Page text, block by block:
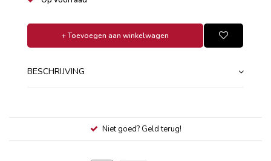
+ Toevoegen aan winkelwagen
BESCHRIJVING
Niet goed? Geld terug!